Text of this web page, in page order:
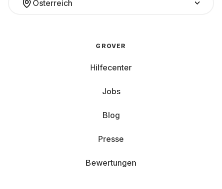
Österreich
GROVER
Hilfecenter
Jobs
Blog
Presse
Bewertungen